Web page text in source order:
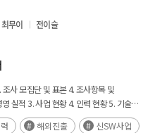
최무이
전이슬
사 모집단 및 표본 4. 조사항목 및
실적 3. 사업 현황 4. 인력 현황 5. 기술
제3장 부록1. 세부통계표 2. 조사설문지
해외진출 신SW사업